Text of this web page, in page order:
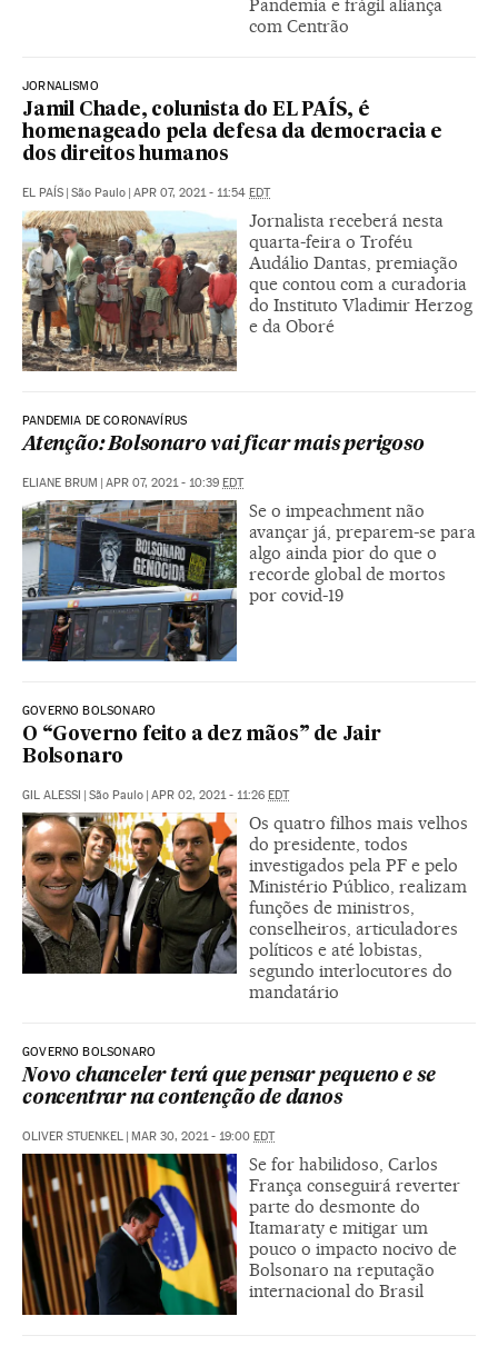
Pandemia e frágil aliança
com Centrão
JORNALISMO
Jamil Chade, colunista do EL PAÍS, é
homenageado pela defesa da democracia e
dos direitos humanos
EL PAÍS São Paulo APR 07, 2021 - 11:54 EDT
Jornalista receberá nesta
quarta-feira o Troféu
Audálio Dantas, premiação
que contou com a curadoria
do Instituto Vladimir Herzog
e da Oboré
PANDEMIA DE CORONAVÍRUS
Atenção: Bolsonaro vai ficar mais perigoso
ELIANE BRUM APR 07, 2021 - 10:39 EDT
Se o impeachment não
avançar já, preparem-se para
algo ainda pior do que o
recorde global de mortos
por covid-19
GOVERNO BOLSONARO
O “Governo feito a dez mãos” de Jair
Bolsonaro
GIL ALESSI | São Paulo | APR 02, 2021 - 11:26 EDT
Os quatro filhos mais velhos
do presidente, todos
investigados pela PF e pelo
Ministério Público, realizam
funções de ministros,
conselheiros, articuladores
políticos e até lobistas,
segundo interlocutores do
mandatário
GOVERNO BOLSONARO
Novo chanceler terá que pensar pequeno e se
concentrar na contenção de danos
OLIVER STUENKEL | MAR 30, 2021 - 19:00 EDT
Se for habilidoso, Carlos
França conseguirá reverter
parte do desmonte do
Itamaraty e mitigar um
pouco o impacto nocivo de
Bolsonaro na reputação
internacional do Brasil